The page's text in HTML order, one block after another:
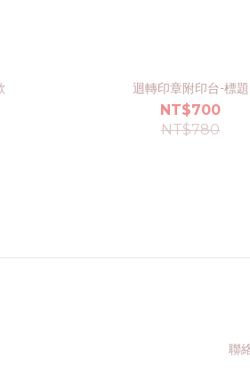
迴轉印章附印台-標題
NT$700
NT$780
聯